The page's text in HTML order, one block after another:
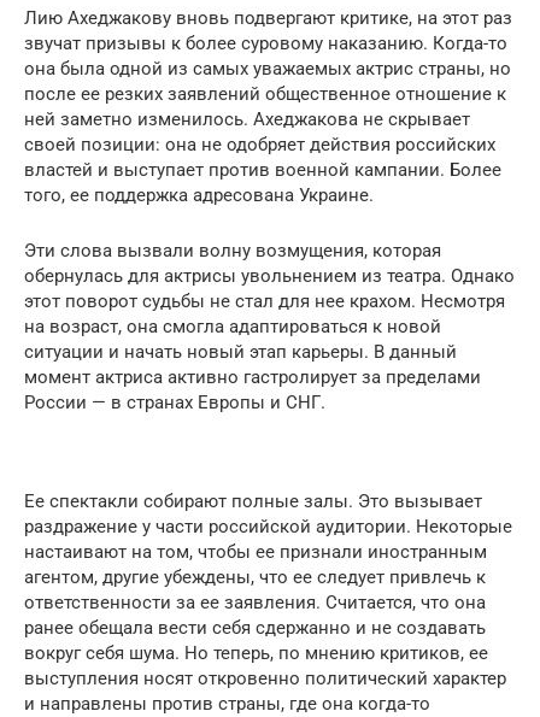
Лию Ахеджакову вновь подвергают критике, на этот раз
звучат призывы к более суровому наказанию. Когда-то
она была одной из самых уважаемых актрис страны, но
после ее резких заявлений общественное отношение к
ней заметно изменилось. Ахеджакова не скрывает
своей позиции: она не одобряет действия российских
властей и выступает против военной кампании. Более
того, ее поддержка адресована Украине.
Эти слова вызвали волну возмущения, которая
обернулась для актрисы увольнением из театра. Однако
этот поворот судьбы не стал для нее крахом. Несмотря
на возраст, она смогла адаптироваться к новой
ситуации и начать новый этап карьеры. В данный
момент актриса активно гастролирует за пределами
России — в странах Европы и СНГ.
Ее спектакли собирают полные залы. Это вызывает
раздражение у части российской аудитории. Некоторые
настаивают на том, чтобы ее признали иностранным
агентом, другие убеждены, что ее следует привлечь к
ответственности за ее заявления. Считается, что она
ранее обещала вести себя сдержанно и не создавать
вокруг себя шума. Но теперь, по мнению критиков, ее
выступления носят откровенно политический характер
и направлены против страны, где она когда-то